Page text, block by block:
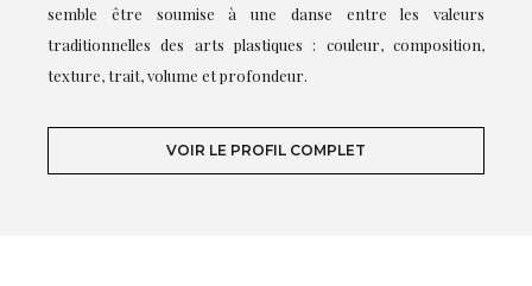
semble être soumise à une danse entre les valeurs
traditionnelles des arts plastiques : couleur, composition,
texture, trait, volume et profondeur.
VOIR LE PROFIL COMPLET